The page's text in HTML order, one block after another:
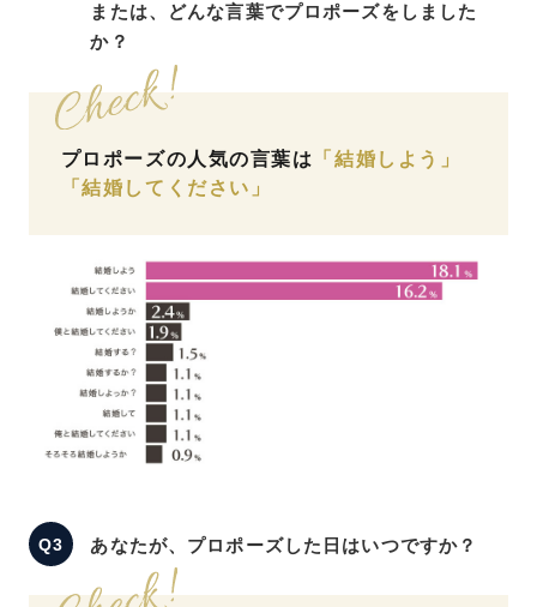
または、どんな言葉でプロポーズをしました
か？
プロポーズの人気の言葉は
「結婚しよう」
「結婚してください」
あなたが、プロポーズした日はいつですか？